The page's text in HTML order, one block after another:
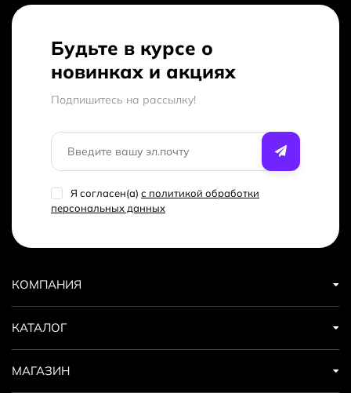
Будьте в курсе о
новинках и акциях
Подпишитесь на рассылкy!
Я согласен(a) с политикой обработки
персональных данных
КОМПАНИЯ
КАТАЛОГ
МАГАЗИН